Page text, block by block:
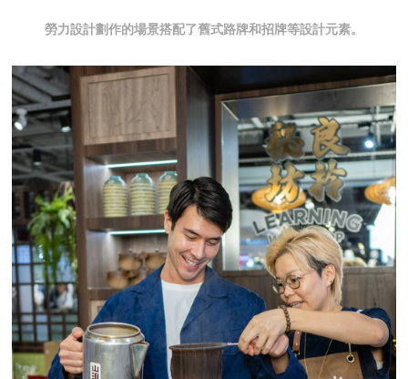
勞力設計劃作的場景搭配了舊式路牌和招牌等設計元素。